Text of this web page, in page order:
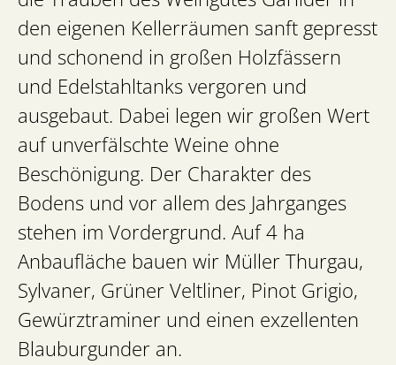
den eigenen Kellerräumen sanft gepresst
und schonend in großen Holzfässern
und Edelstahltanks vergoren und
ausgebaut. Dabei legen wir großen Wert
auf unverfälschte Weine ohne
Beschönigung. Der Charakter des
Bodens und vor allem des Jahrganges
stehen im Vordergrund. Auf 4 ha
Anbaufläche bauen wir Müller Thurgau,
Sylvaner, Grüner Veltliner, Pinot Grigio,
Gewürztraminer und einen exzellenten
Blauburgunder an.